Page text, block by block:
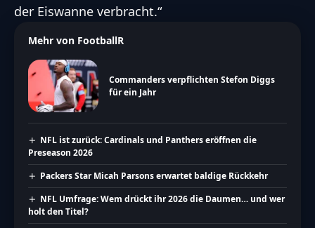
der Eiswanne verbracht.“
Mehr von FootballR
Commanders verpflichten Stefon Diggs
für ein Jahr
NFL ist zurück: Cardinals und Panthers eröffnen die
Preseason 2026
Packers Star Micah Parsons erwartet baldige Rückkehr
NFL Umfrage: Wem drückt ihr 2026 die Daumen… und wer
holt den Titel?